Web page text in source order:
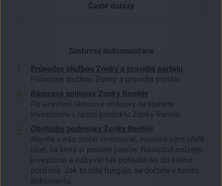
Časté dotazy
Smluvní dokumentace
Průvodce službou Zonky a pravidla portálu
Průvodce službou Zonky a pravidla portálu
Rámcová smlouva Zonky Rentiér
Po uzavření rámcové smlouvy se stanete
investorem v rámci produktu Zonky Rentiér.
Obchodní podmínky Zonky Rentiér
Abyste u nás mohli investovat, musíme vám zřídit
účet, na který si pošlete peníze. Následně můžete
investovat a nabývat tak pohledávky do svého
portfolia. Jak to celé funguje, se dočtete v tomto
dokumentu.